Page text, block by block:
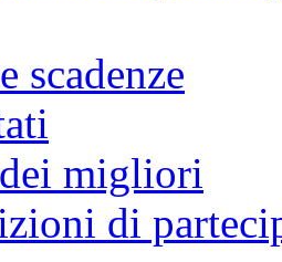
scadenze
migliori
di